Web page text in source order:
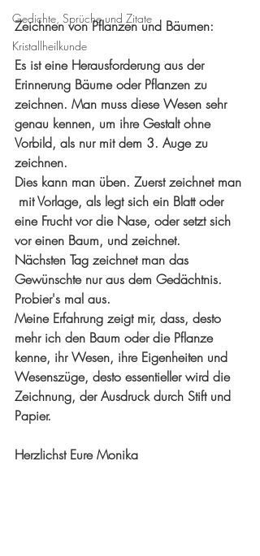
Gedichte, Sprüche und Zitate
Kristallheilkunde
Zeichnen von Pflanzen und Bäumen:
Es ist eine Herausforderung aus der
Erinnerung Bäume oder Pflanzen zu
zeichnen. Man muss diese Wesen sehr
genau kennen, um ihre Gestalt ohne
Vorbild, als nur mit dem 3. Auge zu
zeichnen.
Dies kann man üben. Zuerst zeichnet man
mit Vorlage, als legt sich ein Blatt oder
eine Frucht vor die Nase, oder setzt sich
vor einen Baum, und zeichnet.
Nächsten Tag zeichnet man das
Gewünschte nur aus dem Gedächtnis.
Probier's mal aus.
Meine Erfahrung zeigt mir, dass, desto
mehr ich den Baum oder die Pflanze
kenne, ihr Wesen, ihre Eigenheiten und
Wesenszüge, desto essentieller wird die
Zeichnung, der Ausdruck durch Stift und
Papier.
Herzlichst Eure Monika